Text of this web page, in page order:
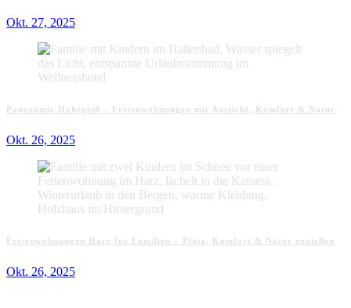
Okt. 27, 2025
Panoramic Hohegeiß – Ferienwohnungen mit Aussicht, Komfort & Natur
Okt. 26, 2025
Ferienwohnungen Harz für Familien – Platz, Komfort & Natur genießen
Okt. 26, 2025